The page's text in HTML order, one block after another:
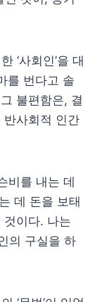
‘사회인’을 대
를 번다고 솔
불편함은, 결
반사회적 인간
비를 내는 데
데 돈을 보태
것이다. 나는
의 구실을 하